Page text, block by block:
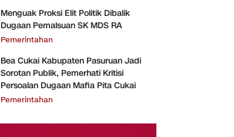
Menguak Proksi Elit Politik Dibalik
Dugaan Pemalsuan SK MDS RA
Pemerintahan
Bea Cukai Kabupaten Pasuruan Jadi
Sorotan Publik, Pemerhati Kritisi
Persoalan Dugaan Mafia Pita Cukai
Pemerintahan